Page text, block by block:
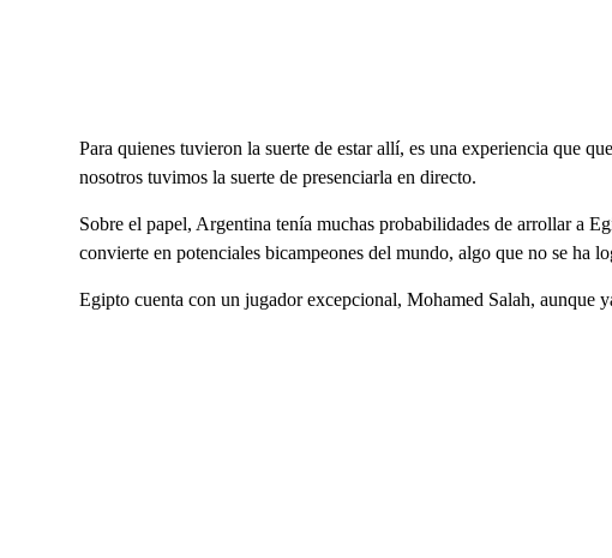
Para quienes tuvieron la suerte de estar allí, es una experiencia que
nosotros tuvimos la suerte de presenciarla en directo.
Sobre el papel, Argentina tenía muchas probabilidades de arrollar a
convierte en potenciales bicampeones del mundo, algo que no se ha
Egipto cuenta con un jugador excepcional, Mohamed Salah, aunque